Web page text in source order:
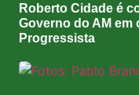
Roberto Cidade é
Governo do AM em
Progressista